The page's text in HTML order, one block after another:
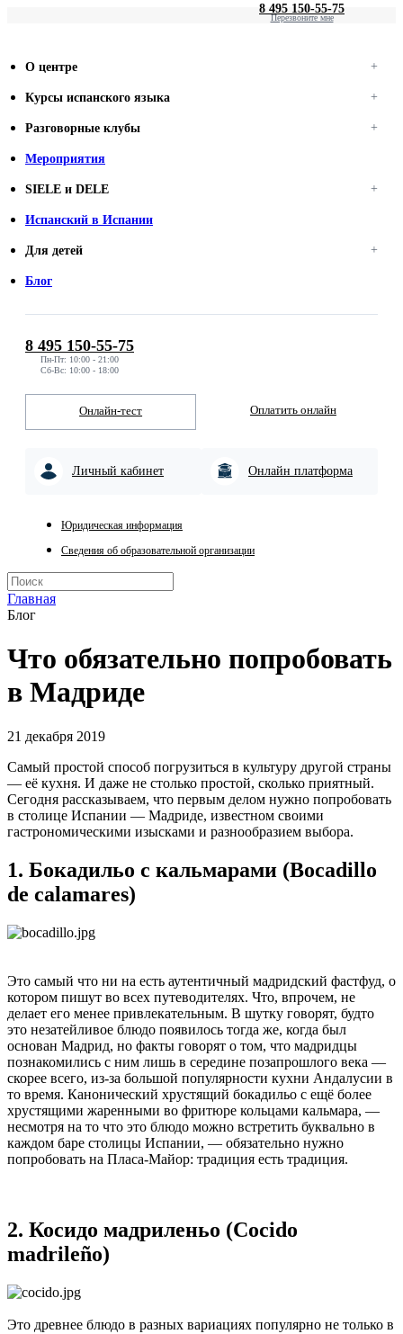
8 495 150-55-75
Перезвоните мне
О центре
Курсы испанского языка
Разговорные клубы
Мероприятия
SIELE и DELE
Испанский в Испании
Для детей
Блог
8 495 150-55-75
Пн-Пт: 10:00 - 21:00
Сб-Вс: 10:00 - 18:00
Онлайн-тест Оплатить онлайн
Личный кабинет Онлайн платформа
Юридическая информация
Сведения об образовательной организации
Главная
Блог
Что обязательно попробовать
в Мадриде
21 декабря 2019
Самый простой способ погрузиться в культуру другой страны
— её кухня. И даже не столько простой, сколько приятный.
Сегодня рассказываем, что первым делом нужно попробовать
в столице Испании — Мадриде, известном своими
гастрономическими изысками и разнообразием выбора.
1. Бокадильо с кальмарами (Bocadillo
de calamares)
Это самый что ни на есть аутентичный мадридский фастфуд, о
котором пишут во всех путеводителях. Что, впрочем, не
делает его менее привлекательным. В шутку говорят, будто
это незатейливое блюдо появилось тогда же, когда был
основан Мадрид, но факты говорят о том, что мадридцы
познакомились с ним лишь в середине позапрошлого века —
скорее всего, из-за большой популярности кухни Андалусии в
то время. Канонический хрустящий бокадильо с ещё более
хрустящими жаренными во фритюре кольцами кальмара, —
несмотря на то что это блюдо можно встретить буквально в
каждом баре столицы Испании, — обязательно нужно
попробовать на Пласа-Майор: традиция есть традиция.
2. Косидо мадриленьо (Cocido
madrileño)
Это древнее блюдо в разных вариациях популярно не только в